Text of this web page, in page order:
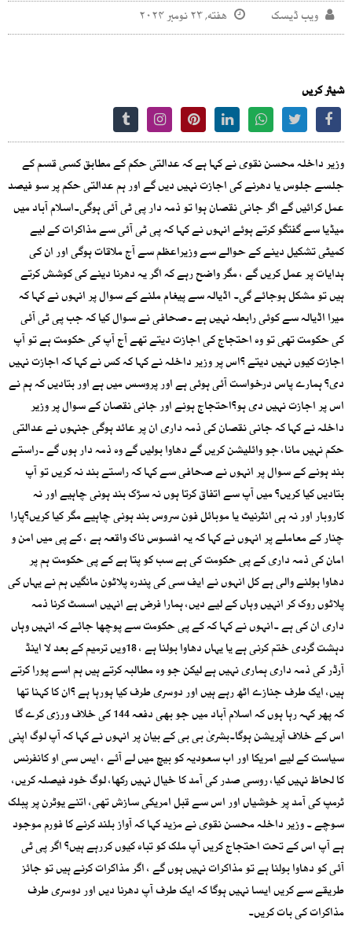
ویب ڈیسک هفته, ۲۳ نومبر ۲۰۲۴
شیئر کریں
وزیر داخلہ محسن نقوی نے کہا ہے کہ عدالتی حکم کے مطابق کسی قسم کے
جلسے جلوس یا دھرنے کی اجازت نہیں دیں گے اور ہم عدالتی حکم پر سو فیصد
عمل کرائیں گے اگر جانی نقصان ہوا تو ذمہ دار پی ٹی آئی ہوگی۔اسلام آباد میں
میڈیا سے گفتگو کرتے ہوئے انہوں نے کہا کہ پی ٹی آئی سے مذاکرات کے لیے
کمیٹی تشکیل دینے کے حوالے سے وزیراعظم سے آج ملاقات ہوگی اور ان کی
ہدایات پر عمل کریں گے ، مگر واضح رہے کہ اگر یہ دھرنا دینے کی کوشش کرتے
ہیں تو مشکل ہوجائے گی۔ اڈیالہ سے پیغام ملنے کے سوال پر انہوں نے کہا کہ
میرا اڈیالہ سے کوئی رابطہ نہیں ہے ۔صحافی نے سوال کیا کہ جب پی ٹی آئی
کی حکومت تھی تو وہ احتجاج کی اجازت دیتے تھے آج آپ کی حکومت ہے تو آپ
اجازت کیوں نہیں دیتے ؟اس پر وزیر داخلہ نے کہا کہ کس نے کہا کہ اجازت نہیں
دی؟ ہمارے پاس درخواست آئی ہوئی ہے اور پروسس میں ہے اور بتادیں کہ ہم نے
اس پر اجازت نہیں دی ہو؟احتجاج ہونے اور جانی نقصان کے سوال پر وزیر
داخلہ نے کہا کہ جانی نقصان کی ذمہ داری ان پر عائد ہوگی جنہوں نے عدالتی
حکم نہیں مانا، جو وائلیشن کریں گے دھاوا بولیں گے وہ ذمہ دار ہوں گے ۔راستے
بند ہونے کے سوال پر انہوں نے صحافی سے کہا کہ راستے بند نہ کریں تو آپ
بتادیں کیا کریں؟ میں آپ سے اتفاق کرتا ہوں نہ سڑک بند ہونی چاہیے اور نہ
کاروبار اور نہ ہی انٹرنیٹ یا موبائل فون سروس بند ہونی چاہیے مگر کیا کریں؟پارا
چنار کے معاملے پر انہوں نے کہا کہ یہ افسوس ناک واقعہ ہے ، کے پی میں امن و
امان کی ذمہ داری کے پی حکومت کی ہے سب کو پتا ہے کے پی حکومت ہم پر
دھاوا بولنے والی ہے کل انہوں نے ایف سی کی پندرہ پلاٹون مانگیں ہم نے یہاں کی
پلاٹوں روک کر انہیں وہاں کے لیے دیں، ہمارا فرض ہے انہیں اسسٹ کرنا ذمہ
داری ان کی ہے ۔انہوں نے کہا کہ کے پی حکومت سے پوچھا جائے کہ انہیں وہاں
دہشت گردی ختم کرنی ہے یا یہاں دھاوا بولنا ہے ، 18ویں ترمیم کے بعد لا اینڈ
آرڈر کی ذمہ داری ہماری نہیں ہے لیکن جو وہ مطالبہ کرتے ہیں ہم اسے پورا کرتے
ہیں، ایک طرف جنازے اٹھ رہے ہیں اور دوسری طرف کیا ہورہا ہے ؟ان کا کہنا تھا
کہ پھر کہہ رہا ہوں کہ اسلام آباد میں جو بھی دفعہ 144 کی خلاف ورزی کرے گا
اس کے خلاف آپریشن ہوگا۔بشریٰ بی بی کے بیان پر انہوں نے کہا کہ آپ لوگ اپنی
سیاست کے لیے امریکا اور اب سعودیہ کو بیچ میں لے آئے ، ایس سی او کانفرنس
کا لحاظ نہیں کیا، روسی صدر کی آمد کا خیال نہیں رکھا، لوگ خود فیصلہ کریں،
ٹرمپ کی آمد پر خوشیاں اور اس سے قبل امریکی سازش تھی، اتنے یوٹرن پر پبلک
سوچے ۔ وزیر داخلہ محسن نقوی نے مزید کہا کہ آواز بلند کرنے کا فورم موجود
ہے آپ اس کے تحت احتجاج کریں آپ ملک کو تباہ کیوں کررہے ہیں؟ اگر پی ٹی
آئی کو دھاوا بولنا ہے تو مذاکرات نہیں ہوں گے ، اگر مذاکرات کرنے ہیں تو جائز
طریقے سے کریں ایسا نہیں ہوگا کہ ایک طرف آپ دھرنا دیں اور دوسری طرف
مذاکرات کی بات کریں۔